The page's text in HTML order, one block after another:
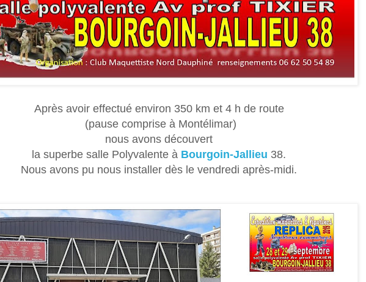
Après avoir effectué environ 350 km et 4 h de route
(pause comprise à Montélimar)
nous avons découvert
la superbe salle Polyvalente à Bourgoin-Jallieu 38.
Nous avons pu nous installer dès le vendredi après-midi.